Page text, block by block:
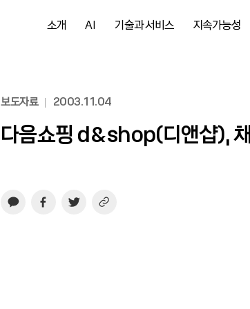
소개 AI 기술과 서비스 지속가능성
보도자료 2003.11.04
다음쇼핑 d&shop(디앤샵),